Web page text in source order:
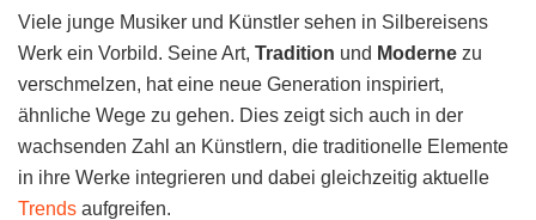
Viele junge Musiker und Künstler sehen in Silbereisens
Werk ein Vorbild. Seine Art, Tradition und Moderne zu
verschmelzen, hat eine neue Generation inspiriert,
ähnliche Wege zu gehen. Dies zeigt sich auch in der
wachsenden Zahl an Künstlern, die traditionelle Elemente
in ihre Werke integrieren und dabei gleichzeitig aktuelle
Trends aufgreifen.